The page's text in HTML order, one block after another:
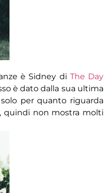
è Sidney di The Day
è dato dalla sua ultima
per quanto riguarda
quindi non mostra molti